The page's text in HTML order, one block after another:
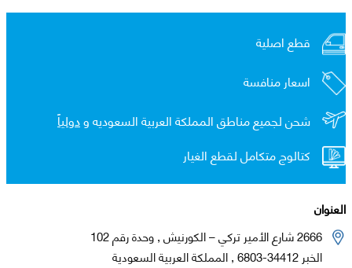
قطع اصلية
اسعار منافسة
شحن لجميع مناطق المملكة العربية السعوديه ودولياً
كتالوج متكامل لقطع الغيار
العنوان
2666 شارع الأمير تركي – الكورنيش , وحدة رقم 102
الخبر 34412-6803 , المملكة العربية السعودية